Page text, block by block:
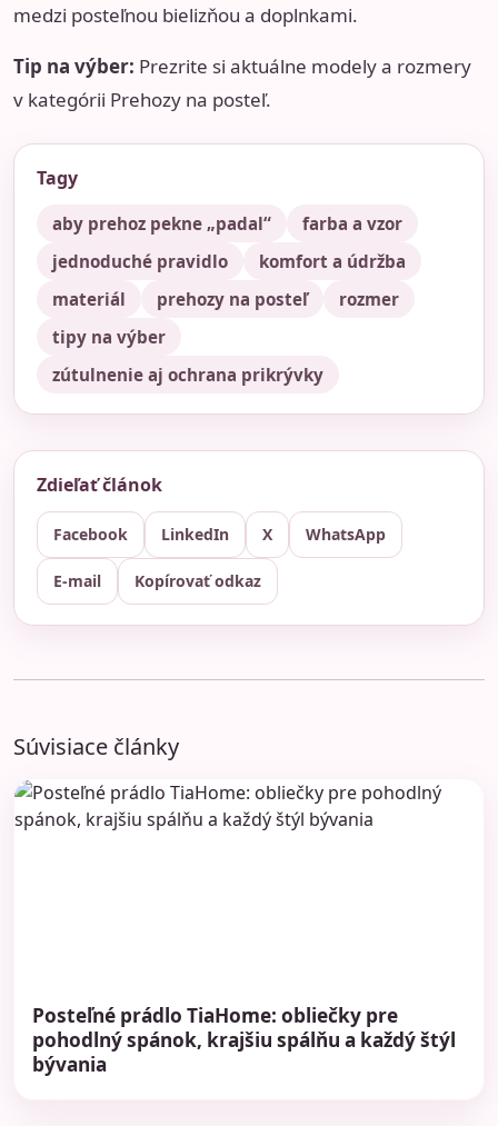
medzi posteľnou bielizňou a doplnkami.
Tip na výber: Prezrite si aktuálne modely a rozmery
v kategórii Prehozy na posteľ.
Tagy
aby prehoz pekne „padal“
farba a vzor
jednoduché pravidlo
komfort a údržba
materiál
prehozy na posteľ
rozmer
tipy na výber
zútulnenie aj ochrana prikrývky
Zdieľať článok
Facebook LinkedIn X WhatsApp
E-mail Kopírovať odkaz
Súvisiace články
Posteľné prádlo TiaHome: obliečky pre
pohodlný spánok, krajšiu spálňu a každý štýl
bývania